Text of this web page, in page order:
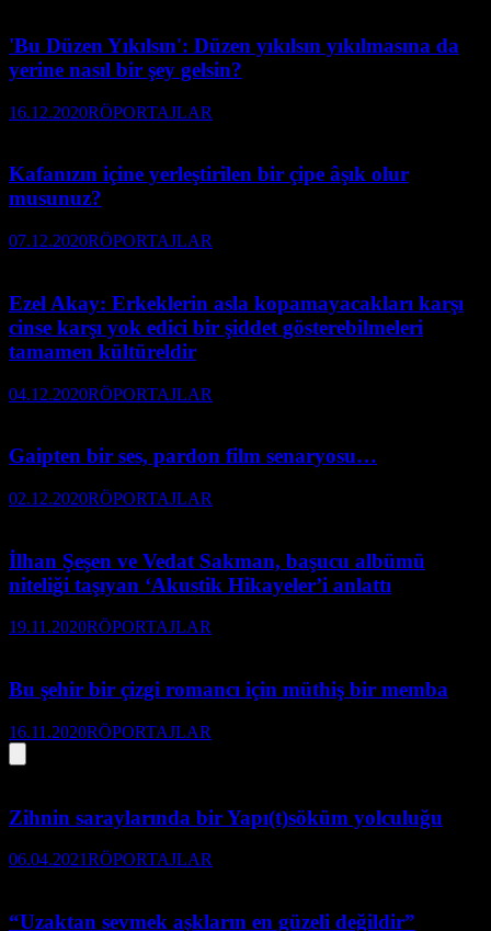
'Bu Düzen Yıkılsın': Düzen yıkılsın yıkılmasına da
yerine nasıl bir şey gelsin?
16.12.2020RÖPORTAJLAR
Kafanızın içine yerleştirilen bir çipe âşık olur
musunuz?
07.12.2020RÖPORTAJLAR
Ezel Akay: Erkeklerin asla kopamayacakları karşı
cinse karşı yok edici bir şiddet gösterebilmeleri
tamamen kültüreldir
04.12.2020RÖPORTAJLAR
Gaipten bir ses, pardon film senaryosu…
02.12.2020RÖPORTAJLAR
İlhan Şeşen ve Vedat Sakman, başucu albümü
niteliği taşıyan ‘Akustik Hikayeler’i anlattı
19.11.2020RÖPORTAJLAR
Bu şehir bir çizgi romancı için müthiş bir memba
16.11.2020RÖPORTAJLAR
Zihnin saraylarında bir Yapı(t)söküm yolculuğu
06.04.2021RÖPORTAJLAR
“Uzaktan sevmek aşkların en güzeli değildir”